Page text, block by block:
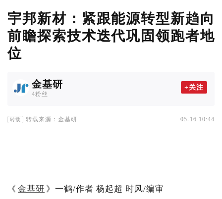
宇邦新材：紧跟能源转型新趋向
前瞻探索技术迭代巩固领跑者地
位
金基研
4粉丝
+关注
转载 转载来源：金基研 05-16 10:44
《 金基研 》一鹤/作者 杨起超 时风/编审